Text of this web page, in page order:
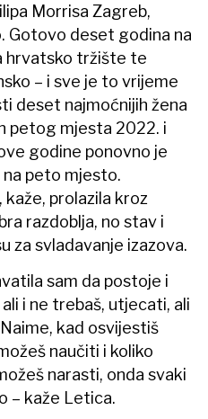
Morrisa Zagreb,
Gotovo deset godina na
hrvatsko tržište te
– i sve je to vrijeme
deset najmoćnijih žena
petog mjesta 2022. i
godine ponovno je
na peto mjesto.
prolazila kroz
razdoblja, no stav i
za svladavanje izazova.
sam da postoje i
i ne trebaš, utjecati, ali
kad osvijestiš
naučiti i koliko
narasti, onda svaki
– kaže Letica.